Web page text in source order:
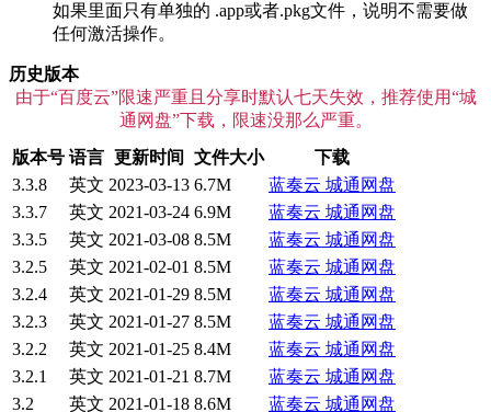
如果里面只有单独的 .app或者.pkg文件，说明不需要做
任何激活操作。
历史版本
由于“百度云”限速严重且分享时默认七天失效，推荐使用“城
通网盘”下载，限速没那么严重。
版本号 语言 更新时间 文件大小
下载
3.3.8
英文 2023-03-13 6.7M 蓝奏云 城通网盘
3.3.7
英文 2021-03-24 6.9M 蓝奏云 城通网盘
3.3.5
英文 2021-03-08 8.5M 蓝奏云 城通网盘
3.2.5
英文 2021-02-01 8.5M 蓝奏云 城通网盘
3.2.4
英文 2021-01-29 8.5M 蓝奏云 城通网盘
3.2.3
英文 2021-01-27 8.5M 蓝奏云 城通网盘
3.2.2
英文 2021-01-25 8.4M 蓝奏云 城通网盘
3.2.1
英文 2021-01-21 8.7M 蓝奏云 城通网盘
3.2
英文 2021-01-18 8.6M 蓝奏云 城通网盘